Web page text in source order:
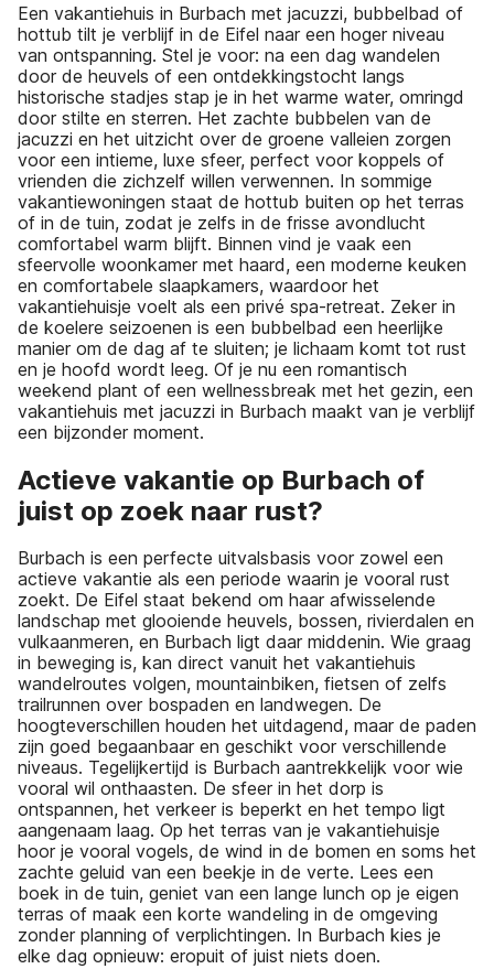
Een vakantiehuis in Burbach met jacuzzi, bubbelbad of
hottub tilt je verblijf in de Eifel naar een hoger niveau
van ontspanning. Stel je voor: na een dag wandelen
door de heuvels of een ontdekkingstocht langs
historische stadjes stap je in het warme water, omringd
door stilte en sterren. Het zachte bubbelen van de
jacuzzi en het uitzicht over de groene valleien zorgen
voor een intieme, luxe sfeer, perfect voor koppels of
vrienden die zichzelf willen verwennen. In sommige
vakantiewoningen staat de hottub buiten op het terras
of in de tuin, zodat je zelfs in de frisse avondlucht
comfortabel warm blijft. Binnen vind je vaak een
sfeervolle woonkamer met haard, een moderne keuken
en comfortabele slaapkamers, waardoor het
vakantiehuisje voelt als een privé spa-retreat. Zeker in
de koelere seizoenen is een bubbelbad een heerlijke
manier om de dag af te sluiten; je lichaam komt tot rust
en je hoofd wordt leeg. Of je nu een romantisch
weekend plant of een wellnessbreak met het gezin, een
vakantiehuis met jacuzzi in Burbach maakt van je verblijf
een bijzonder moment.
Actieve vakantie op Burbach of
juist op zoek naar rust?
Burbach is een perfecte uitvalsbasis voor zowel een
actieve vakantie als een periode waarin je vooral rust
zoekt. De Eifel staat bekend om haar afwisselende
landschap met glooiende heuvels, bossen, rivierdalen en
vulkaanmeren, en Burbach ligt daar middenin. Wie graag
in beweging is, kan direct vanuit het vakantiehuis
wandelroutes volgen, mountainbiken, fietsen of zelfs
trailrunnen over bospaden en landwegen. De
hoogteverschillen houden het uitdagend, maar de paden
zijn goed begaanbaar en geschikt voor verschillende
niveaus. Tegelijkertijd is Burbach aantrekkelijk voor wie
vooral wil onthaasten. De sfeer in het dorp is
ontspannen, het verkeer is beperkt en het tempo ligt
aangenaam laag. Op het terras van je vakantiehuisje
hoor je vooral vogels, de wind in de bomen en soms het
zachte geluid van een beekje in de verte. Lees een
boek in de tuin, geniet van een lange lunch op je eigen
terras of maak een korte wandeling in de omgeving
zonder planning of verplichtingen. In Burbach kies je
elke dag opnieuw: eropuit of juist niets doen.